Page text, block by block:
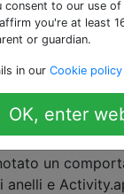
i
un
anelli e
consent to our use
you're at least
or guardian.
in our Cookie policy
OK, enter